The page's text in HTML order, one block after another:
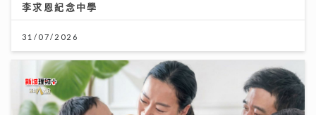
李求恩紀念中學
31/07/2026